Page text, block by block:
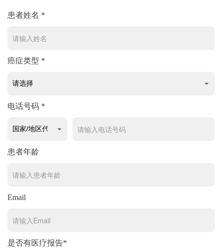
患者姓名 *
癌症类型 *
电话号码 *
患者年龄
Email
是否有医疗报告*